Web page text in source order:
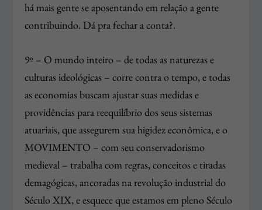
há mais gente se aposentando em relação a gente
contribuindo. Dá pra fechar a conta?.
9º – O mundo inteiro – de todas as naturezas e
culturas ideológicas – corre contra o tempo, e todas
as economias buscam ajustar suas medidas e
providências para reequilíbrio dos seus sistemas
atuariais, que assegurem sua higidez econômica, e o
MOVIMENTO – com seu conservadorismo
medieval – trabalha com regras, conceitos e tiradas
demagógicas, ancoradas na revolução industrial do
Século XIX, e esquece que estamos em pleno Século